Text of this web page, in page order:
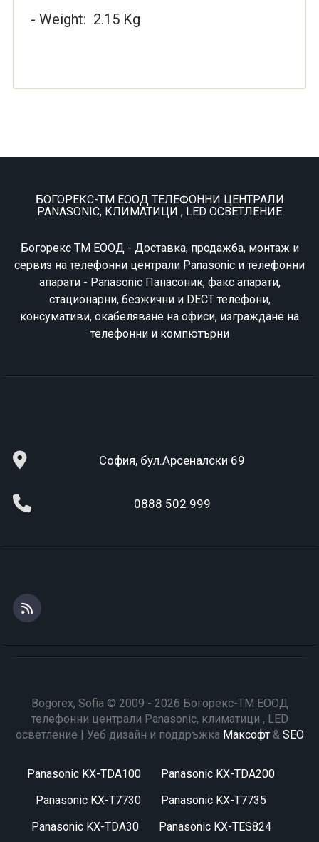
- Weight: 2.15 Kg
БОГОРЕКС-ТМ ЕООД ТЕЛЕФОННИ ЦЕНТРАЛИ
PANASONIC, КЛИМАТИЦИ , LED ОСВЕТЛЕНИЕ
Богорекс ТМ ЕООД - Доставка, продажба, монтаж и
сервиз на телефонни централи Panasonic и телефонни
апарати - Panasonic Панасоник, факс апарати,
стационарни, безжични и DECT телефони,
консумативи, окабеляване на офиси, изграждане на
телефонни и компютърни
София, бул.Арсеналски 69
0888 502 999
Bogorex, Sofia © 2009 - 2026 Богорекс-ТМ ЕООД
телефонни централи Panasonic, климатици , LED
осветление | Уеб дизайн и поддръжка Максофт& SEO
Panasonic KX-TDA100
Panasonic KX-TDA200
Panasonic KX-T7730
Panasonic KX-T7735
Panasonic KX-TDA30
Panasonic KX-TES824